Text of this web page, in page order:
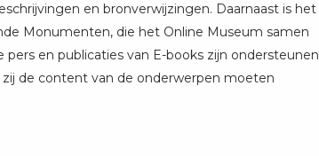
en bronverwijzingen. Daarnaast is het
Monumenten, die het Online Museum samen
en publicaties van E-books zijn
de content van de onderwerpen moeten